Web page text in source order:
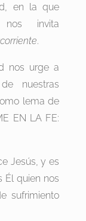
en la que
nos invita
.
nos urge a
nuestras
lema de
EN LA FE:
Jesús, y es
Él quien nos
sufrimiento